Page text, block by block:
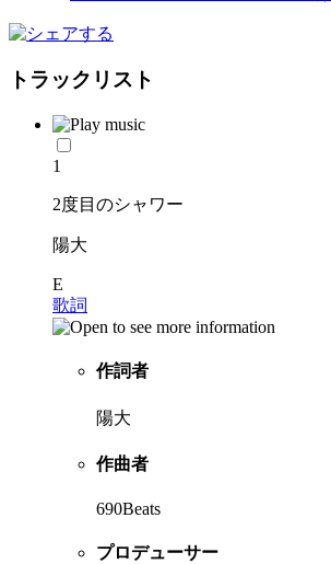
トラックリスト
1
2度目のシャワー
陽大
E
歌詞
作詞者
陽大
作曲者
690Beats
プロデューサー